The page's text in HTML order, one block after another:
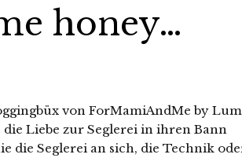
honey…
von ForMamiAndMe by
Liebe zur Seglerei in ihren Bann
die Seglerei an sich, die Technik